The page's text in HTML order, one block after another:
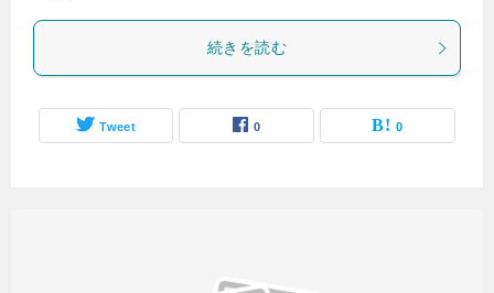
続きを読む
Tweet 0 0